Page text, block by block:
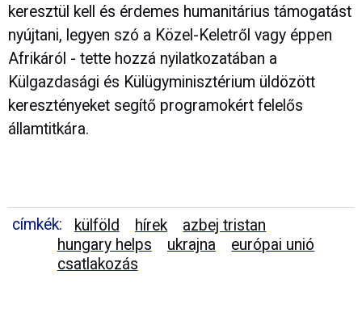
keresztül kell és érdemes humanitárius támogatást
nyújtani, legyen szó a Közel-Keletről vagy éppen
Afrikáról - tette hozzá nyilatkozatában a
Külgazdasági és Külügyminisztérium üldözött
keresztényeket segítő programokért felelős
államtitkára.
címkék: külföld hírek
azbej tristan
hungary helps
ukrajna
európai unió
csatlakozás